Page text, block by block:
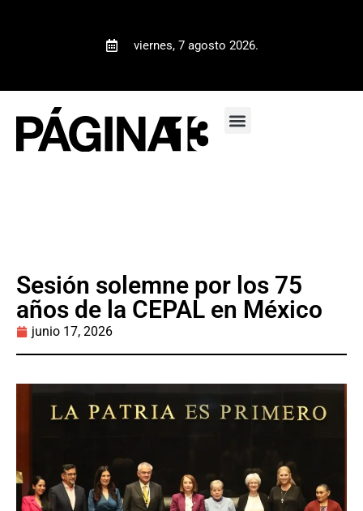
viernes, 7 agosto 2026.
Sesión solemne por los 75
años de la CEPAL en México
junio 17, 2026